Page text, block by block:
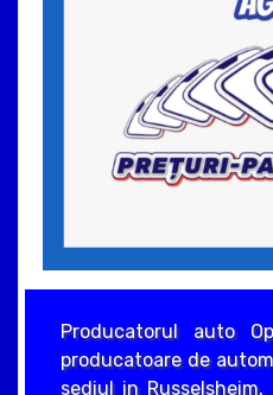
Producatorul auto
producatoare de
sediul in